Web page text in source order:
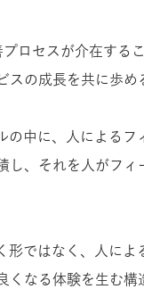
ロセスが介在する
スの成長を共に歩め
中に、人によるフ
し、それを人がフ
形ではなく、人に
くなる体験を生む